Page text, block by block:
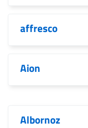
affresco
Aion
Albornoz